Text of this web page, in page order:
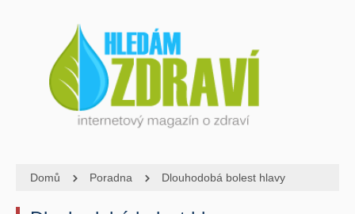
Domů Poradna Dlouhodobá bolest hlavy